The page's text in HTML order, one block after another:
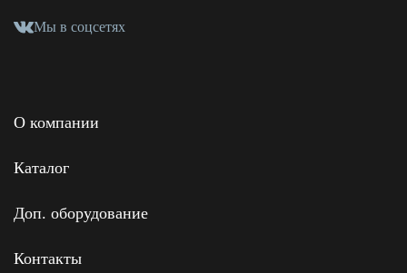
Мы в соцсетях
О компании
Каталог
Доп. оборудование
Контакты